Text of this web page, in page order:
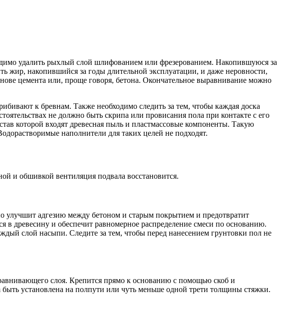
удалить рыхлый слой шлифованием или фрезерованием. Накопившуюся за
жир, накопившийся за годы длительной эксплуатации, и даже неровности,
цемента или, проще говоря, бетона. Окончательное выравнивание можно
к бревнам. Также необходимо следить за тем, чтобы каждая доска
не должно быть скрипа или провисания пола при контакте с его
которой входят древесная пыль и пластмассовые компоненты. Такую
наполнители для таких целей не подходят.
и обшивкой вентиляция подвала восстановится.
улучшит адгезию между бетоном и старым покрытием и предотвратит
в древесину и обеспечит равномерное распределение смеси по основанию.
слой насыпи. Следите за тем, чтобы перед нанесением грунтовки пол не
слоя. Крепится прямо к основанию с помощью скоб и
установлена ​​на полпути или чуть меньше одной трети толщины стяжки.